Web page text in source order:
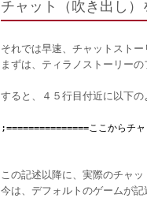
チャット（吹き出し）
それでは早速、チャットスト
まずは、ティラノストーリーの
すると、４５行目付近に以下の
;===============ここからチ
この記述以降に、実際のチャッ
今は、デフォルトのゲームが